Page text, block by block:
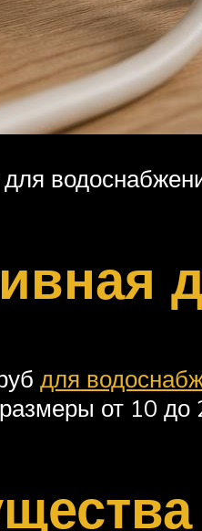
для
от 10